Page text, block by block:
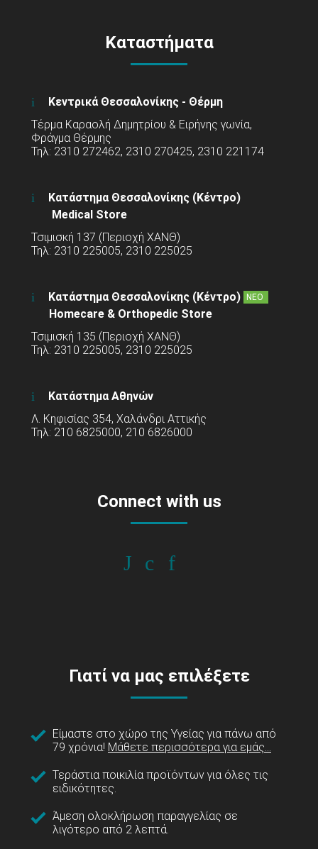
Καταστήματα
Κεντρικά Θεσσαλονίκης - Θέρμη
Τέρμα Καραολή Δημητρίου & Ειρήνης γωνία,
Φράγμα Θέρμης
Τηλ: 2310 272462, 2310 270425, 2310 221174
Κατάστημα Θεσσαλονίκης (Κέντρο)
Medical Store
Τσιμισκή 137 (Περιοχή ΧΑΝΘ)
Τηλ: 2310 225005, 2310 225025
Κατάστημα Θεσσαλονίκης (Κέντρο) ΝΕΟ
Homecare & Orthopedic Store
Τσιμισκή 135 (Περιοχή ΧΑΝΘ)
Τηλ: 2310 225005, 2310 225025
Κατάστημα Αθηνών
Λ. Κηφισίας 354, Χαλάνδρι Αττικής
Τηλ: 210 6825000, 210 6826000
Connect with us
Γιατί να μας επιλέξετε
Είμαστε στο χώρο της Υγείας για πάνω από
79 χρόνια! Μάθετε περισσότερα για εμάς...
Τεράστια ποικιλία προϊόντων για όλες τις
ειδικότητες.
Άμεση ολοκλήρωση παραγγελίας σε
λιγότερο από 2 λεπτά.